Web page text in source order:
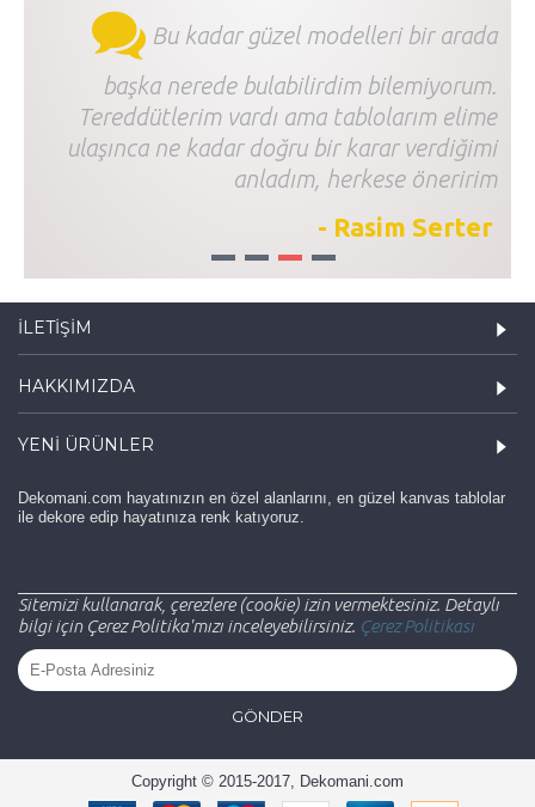
Bu kadar güzel modelleri bir arada
başka nerede bulabilirdim bilemiyorum.
Tereddütlerim vardı ama tablolarım elime
ulaşınca ne kadar doğru bir karar verdiğimi
anladım, herkese öneririm
- Rasim Serter
1 2 3 4
İLETIŞIM
HAKKIMIZDA
YENI ÜRÜNLER
Dekomani.com hayatınızın en özel alanlarını, en güzel kanvas tablolar
ile dekore edip hayatınıza renk katıyoruz.
Sitemizi kullanarak, çerezlere (cookie) izin vermektesiniz. Detaylı
bilgi için Çerez Politika'mızı inceleyebilirsiniz. Çerez Politikası
GÖNDER
Copyright © 2015-2017, Dekomani.com